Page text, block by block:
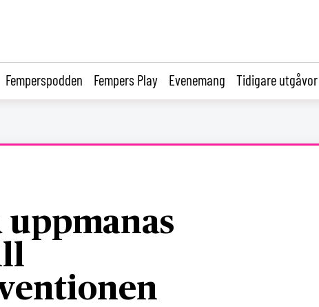
Femperspodden Fempers Play Evenemang Tidigare utgåvor
uppmanas